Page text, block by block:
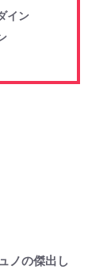
イン
ノの傑出し